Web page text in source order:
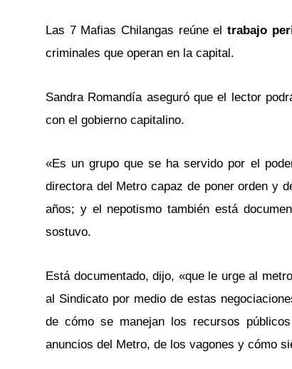
Las 7 Mafias Chilangas reúne el trabajo
criminales que operan en la capital.
Sandra Romandía aseguró que el lector
con el gobierno capitalino.
«Es un grupo que se ha servido por el
directora del Metro capaz de poner orden y
años; y el nepotismo también está
sostuvo.
Está documentado, dijo, «que le urge al
al Sindicato por medio de estas
de cómo se manejan los recursos
anuncios del Metro, de los vagones y cómo